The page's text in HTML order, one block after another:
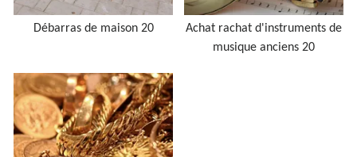
Débarras de maison 20
Achat rachat d'instruments de
musique anciens 20